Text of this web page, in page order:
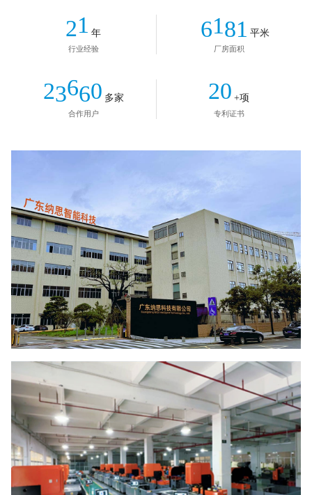
2
3
5
6
3
4
6
7
年
行业经验
6
7
9
8
9
93
4
6
7
8
平米
厂房面积
2
7
8
9
4
6
7
9
0
1
3
4
6
8
9
4
5
6
7
8
0
1
5
6
7
8
9
多家
合作用户
0
2
3
6
7
8
0
1
6
7
8
9
+项
专利证书